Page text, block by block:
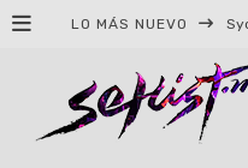
LO MÁS NUEVO